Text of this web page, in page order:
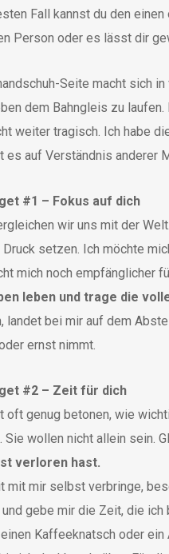
Fall kannst du den
Person oder es lässt dir
Seite macht sich
dem Bahngleis zu
weiter tragisch. Ich habe
auf Verständnis anderer
#1 – Fokus auf dich
wir uns mit der
setzen. Ich möchte
mich noch empfänglicher
leben und trage die
landet bei mir auf dem
ernst nimmt.
#2 – Zeit für dich
oft genug betonen, wie
wollen nicht allein sein.
verloren hast.
mit mir selbst verbringe,
gebe mir die Zeit, die
Kaffeeknatsch oder